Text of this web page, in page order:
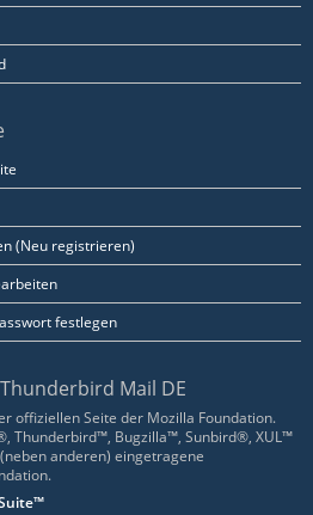
(Neu registrieren)
festlegen
Mail DE
offiziellen Seite der Mozilla Foundation.
Thunderbird™, Bugzilla™, Sunbird®, XUL™
anderen) eingetragene